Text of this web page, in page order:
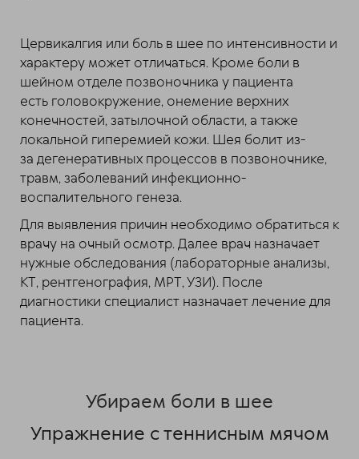
Цервикалгия или боль в шее по интенсивности и
характеру может отличаться. Кроме боли в
шейном отделе позвоночника у пациента
есть головокружение, онемение верхних
конечностей, затылочной области, а также
локальной гиперемией кожи. Шея болит из-
за дегенеративных процессов в позвоночнике,
травм, заболеваний инфекционно-
воспалительного генеза.
Для выявления причин необходимо обратиться к
врачу на очный осмотр. Далее врач назначает
нужные обследования (лабораторные анализы,
КТ, рентгенография, МРТ, УЗИ). После
диагностики специалист назначает лечение для
пациента.
Убираем боли в шее
Упражнение с теннисным мячом